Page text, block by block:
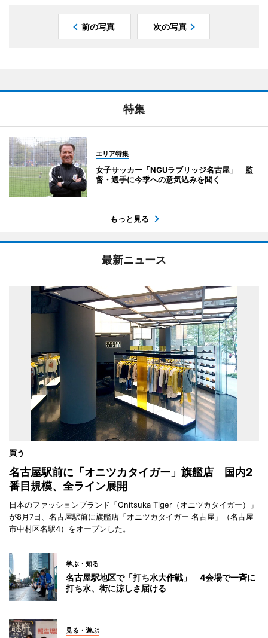
前の写真 次の写真
特集
エリア特集
女子サッカー「NGUラブリッジ名古屋」 監
督・選手に今季への意気込みを聞く
もっと見る
最新ニュース
買う
名古屋駅前に「オニツカタイガー」旗艦店 国内2
番目規模、全ライン展開
日本のファッションブランド「Onitsuka Tiger（オニツカタイガー）」
が8月7日、名古屋駅前に旗艦店「オニツカタイガー 名古屋」（名古屋
市中村区名駅4）をオープンした。
学ぶ・知る
名古屋駅地区で「打ち水大作戦」 4会場で一斉に
打ち水、街に涼しさ届ける
見る・遊ぶ